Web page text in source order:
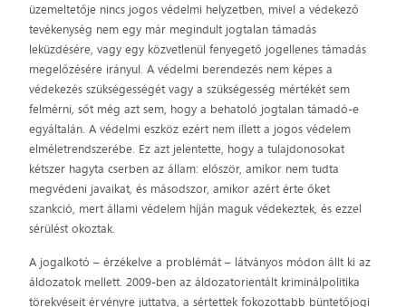
üzemeltetője nincs jogos védelmi helyzetben, mivel a védekező
tevékenység nem egy már megindult jogtalan támadás
leküzdésére, vagy egy közvetlenül fenyegető jogellenes támadás
megelőzésére irányul. A védelmi berendezés nem képes a
védekezés szükségességét vagy a szükségesség mértékét sem
felmérni, sőt még azt sem, hogy a behatoló jogtalan támadó-e
egyáltalán. A védelmi eszköz ezért nem illett a jogos védelem
elméletrendszerébe. Ez azt jelentette, hogy a tulajdonosokat
kétszer hagyta cserben az állam: először, amikor nem tudta
megvédeni javaikat, és másodszor, amikor azért érte őket
szankció, mert állami védelem híján maguk védekeztek, és ezzel
sérülést okoztak.
A jogalkotó – érzékelve a problémát – látványos módon állt ki az
áldozatok mellett. 2009-ben az áldozatorientált kriminálpolitika
törekvéseit érvényre juttatva, a sértettek fokozottabb büntetőjogi